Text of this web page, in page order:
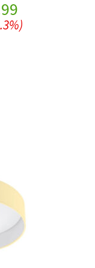
Current
price